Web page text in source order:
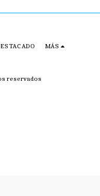
reservados
MÁS